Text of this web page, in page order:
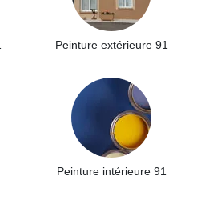
Peinture extérieure 91
Peinture intérieure 91